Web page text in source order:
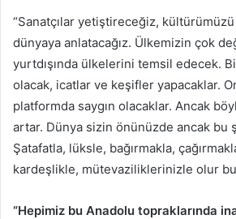
“Sanatçılar yetiştireceğiz, kültürümüzü
dünyaya anlatacağız. Ülkemizin çok
yurtdışında ülkelerini temsil edecek.
olacak, icatlar ve keşifler yapacaklar.
platformda saygın olacaklar. Ancak
artar. Dünya sizin önünüzde ancak bu
Şatafatla, lüksle, bağırmakla,
kardeşlikle, mütevaziliklerinizle olur
“Hepimiz bu Anadolu topraklarında